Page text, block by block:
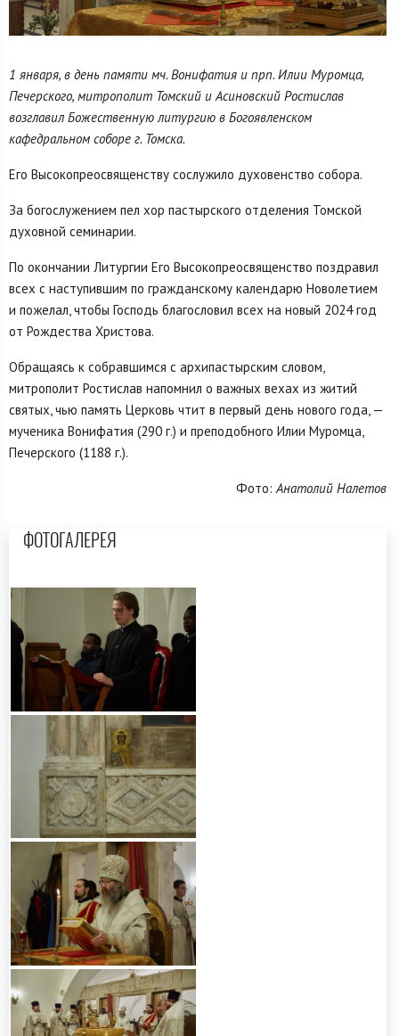
1 января, в день памяти мч. Вонифатия и прп. Илии Муромца,
Печерского, митрополит Томский и Асиновский Ростислав
возглавил Божественную литургию в Богоявленском
кафедральном соборе г. Томска.
Его Высокопреосвященству сослужило духовенство собора.
За богослужением пел хор пастырского отделения Томской
духовной семинарии.
По окончании Литургии Его Высокопреосвященство поздравил
всех с наступившим по гражданскому календарю Новолетием
и пожелал, чтобы Господь благословил всех на новый 2024 год
от Рождества Христова.
Обращаясь к собравшимся с архипастырским словом,
митрополит Ростислав напомнил о важных вехах из житий
святых, чью память Церковь чтит в первый день нового года, —
мученика Вонифатия (290 г.) и преподобного Илии Муромца,
Печерского (1188 г.).
Фото: Анатолий Налетов
ФОТОГАЛЕРЕЯ